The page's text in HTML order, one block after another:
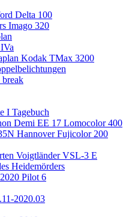
Delta 100
Imago 320
Kodak TMax 3200
I Tagebuch
Demi EE 17 Lomocolor 400
Hannover Fujicolor 200
Voigtländer VSL-3 E
Heidemörders
Pilot 6
2020.03